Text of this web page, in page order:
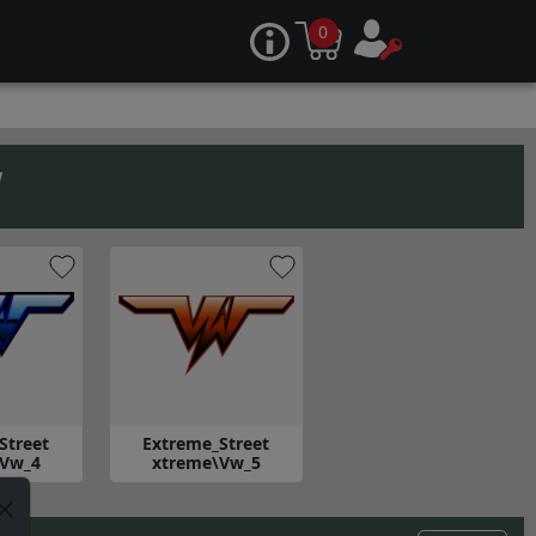
0
Extreme_Street
xtreme\Vw_5